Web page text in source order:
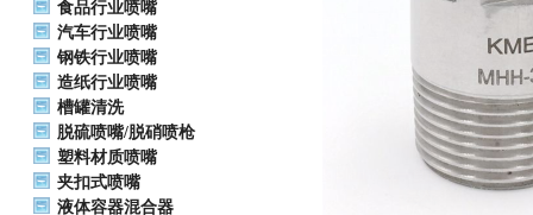
食品行业喷嘴
汽车行业喷嘴
钢铁行业喷嘴
造纸行业喷嘴
槽罐清洗
脱硫喷嘴/脱硝喷枪
塑料材质喷嘴
夹扣式喷嘴
液体容器混合器